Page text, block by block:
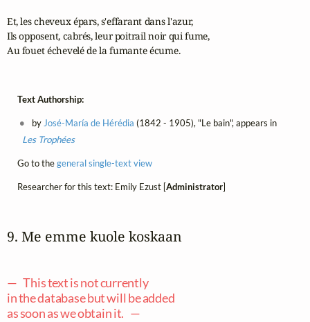
Et, les cheveux épars, s'effarant dans l'azur,
Ils opposent, cabrés, leur poitrail noir qui fume,
Au fouet échevelé de la fumante écume.
Text Authorship:
by José-María de Hérédia (1842 - 1905), "Le bain", appears in
Les Trophées
Go to thegeneral single-text view
Researcher for this text: Emily Ezust [Administrator]
9. Me emme kuole koskaan
— This text is not currently
in the database but will be added
as soon as we obtain it. —